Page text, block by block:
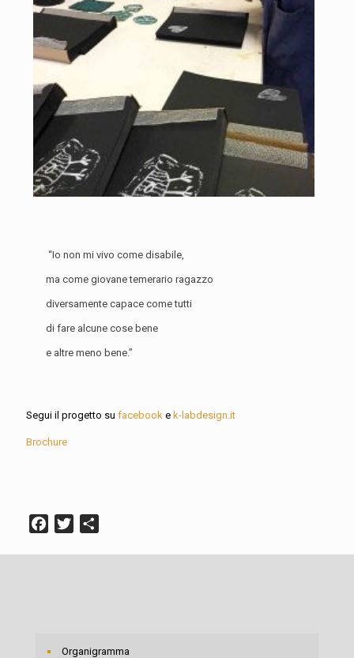
“Io non mi vivo come disabile,
ma come giovane temerario ragazzo
diversamente capace come tutti
di fare alcune cose bene
e altre meno bene.”
Segui il progetto su facebook e k-labdesign.it
Brochure
Facebook
Twitter
Organigramma